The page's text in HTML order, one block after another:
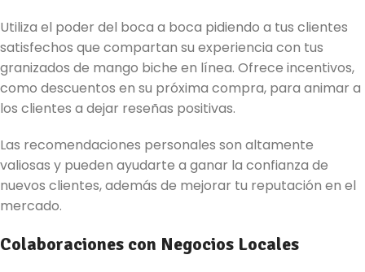
Utiliza el poder del boca a boca pidiendo a tus clientes
satisfechos que compartan su experiencia con tus
granizados de mango biche en línea. Ofrece incentivos,
como descuentos en su próxima compra, para animar a
los clientes a dejar reseñas positivas.
Las recomendaciones personales son altamente
valiosas y pueden ayudarte a ganar la confianza de
nuevos clientes, además de mejorar tu reputación en el
mercado.
Colaboraciones con Negocios Locales